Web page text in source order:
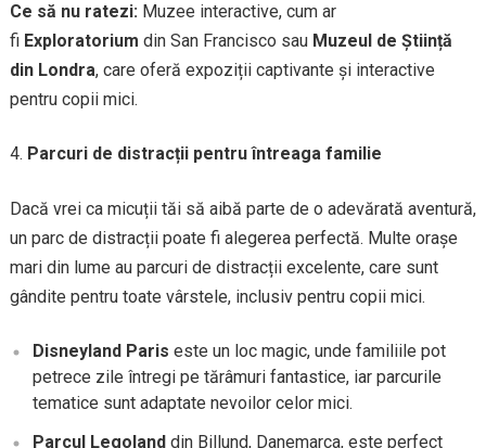
Ce să nu ratezi: Muzee interactive, cum ar
fi Exploratorium din San Francisco sau Muzeul de Știință
din Londra, care oferă expoziții captivante și interactive
pentru copii mici.
Parcuri de distracții pentru întreaga familie
Dacă vrei ca micuții tăi să aibă parte de o adevărată aventură,
un parc de distracții poate fi alegerea perfectă. Multe orașe
mari din lume au parcuri de distracții excelente, care sunt
gândite pentru toate vârstele, inclusiv pentru copii mici.
Disneyland Paris este un loc magic, unde familiile pot
petrece zile întregi pe tărâmuri fantastice, iar parcurile
tematice sunt adaptate nevoilor celor mici.
Parcul Legolanddin Billund, Danemarca, este perfect